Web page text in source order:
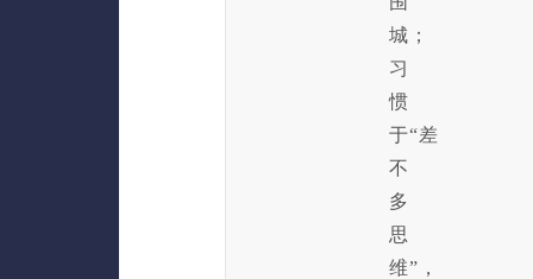
城；
习
惯
于“差
不
多
思
维”，